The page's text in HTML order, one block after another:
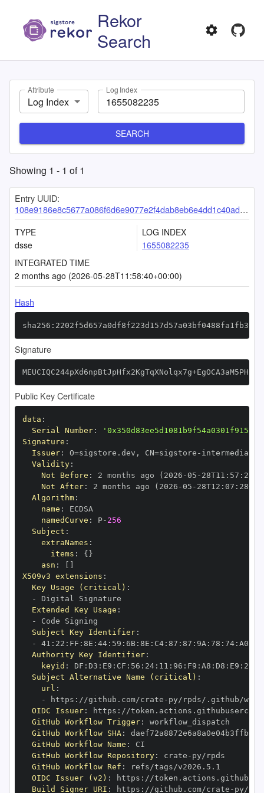
Rekor
Search
Attribute
Log Index
Log Index
SEARCH
Showing 1 - 1 of1
Entry UUID:
108e9186e8c5677a086f6d6e9077e2f4dab8eb6e4dd1c40add7efe70dd308ac52274bc7f6a7c024a
TYPE
dsse
LOG INDEX
1655082235
INTEGRATED TIME
2 months ago (2026-05-28T11:58:40+00:00)
Hash
Signature
Public Key Certificate
data :
Serial Number:
Signature :
Issuer: O=sigstore.dev , CN=sigstore -
Validity:
Not Before : 2 months ago (2026 -05 - 28T11 : 57 :
Not After: 2 months ago (2026 -05 - 28T12 : 07 : 28+00
Algorithm:
name :
namedCurve : P- 256
Subject :
extraNames :
items : { }
asn :
X509v3 extensions :
Key Usage (critical) :
-
Extended Key Usage :
-
Subject Key Identifier:
-
41 : 22 : FF : 8E : 44: 59 : 6B: 8E : C4: 87 : 87 : 9A : 78 : 74: A0
Authority Key Identifier:
keyid : DF : D3 : E9 : CF : 56 : 24: 11 : 96 : F9 : A8 : D8 : E9 : 28
Subject Alternative Name (critical) :
url :
-
https : //github.com/crate -
OIDC Issuer: https :
GitHub Workflow Trigger:
GitHub Workflow SHA:
GitHub Workflow Name :
GitHub Workflow Repository: crate -
GitHub Workflow Ref :
OIDC Issuer (v2) : https :
Build Signer URI : https : //github.com/crate -